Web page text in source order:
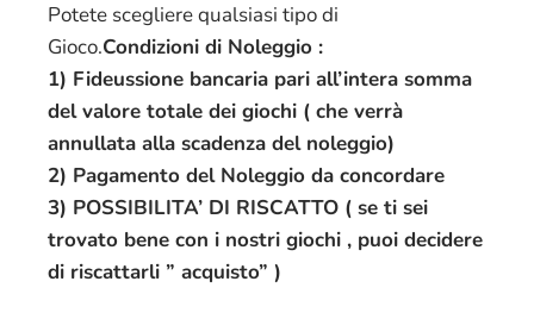
Potete scegliere qualsiasi tipo di
Gioco.Condizioni di Noleggio :
1) Fideussione bancaria pari all’intera somma
del valore totale dei giochi ( che verrà
annullata alla scadenza del noleggio)
2) Pagamento del Noleggio da concordare
3) POSSIBILITA’ DI RISCATTO ( se ti sei
trovato bene con i nostri giochi , puoi decidere
di riscattarli ” acquisto” )